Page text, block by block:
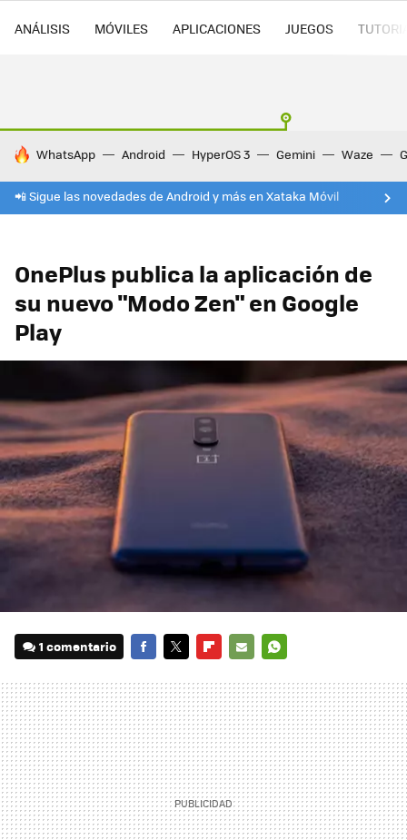
ANÁLISIS MÓVILES APLICACIONES JUEGOS
HOY SE HABLA DE
WhatsApp Android HyperOS 3 Gemini Waze
📲 Sigue las novedades de Android y más en Xataka Móvil
OnePlus publica la aplicación de
su nuevo "Modo Zen" en Google
Play
1 comentario
MAIL